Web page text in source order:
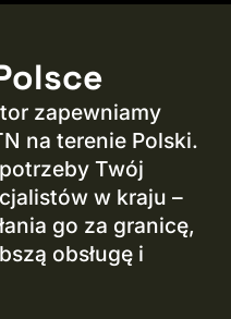
zapewniamy
na terenie Polski.
Twój
w kraju –
go za granicę,
obsługę i